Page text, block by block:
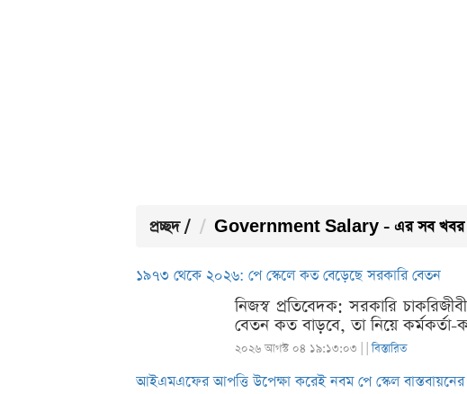
প্রচ্ছদ / Government Salary - এর সব খবর
১৯৭৩ থেকে ২০২৬: পে স্কেলে কত বেড়েছে সরকারি বেতন
নিজস্ব প্রতিবেদক: সরকারি
বেতন কত বাড়বে, তা নিয়ে কর্মকর্তা-
২০২৬ আগস্ট ০৪ ১৯:১৩:০৩ | |বিস্তারিত
আইএমএফের আপত্তি উপেক্ষা করেই নবম পে স্কেল